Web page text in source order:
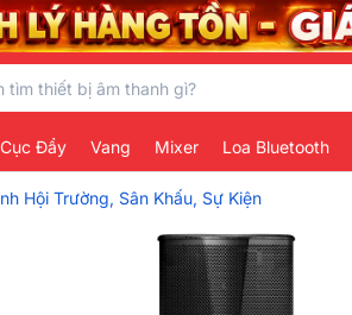
Cục Đẩy Vang Mixer Loa Bluetooth
Hội Trường, Sân Khấu, Sự Kiện